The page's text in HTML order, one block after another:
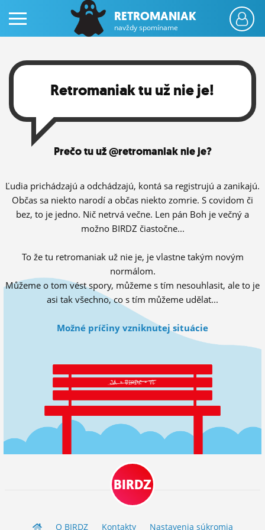
PRIHLÁS SA
ČINŽIAK
FÓRUM
STATUSY
BLOGY
OBRÁZKY
ĽUDIA
MÔJ PROFIL
NASTAVENIA
RETROMANIAK
navždy spomíname
Retromaniak tu už nie je!
Prečo tu už @retromaniak nie je?
Ľudia prichádzajú a odchádzajú, kontá sa registrujú a zanikajú.
Občas sa niekto narodí a občas niekto zomrie. S covidom či
bez, to je jedno. Nič netrvá večne. Len pán Boh je večný a
možno BIRDZ čiastočne...
To že tu retromaniak už nie je, je vlastne takým novým
normálom.
Můžeme o tom vést spory, můžeme s tím nesouhlasit, ale to je
asi tak všechno, co s tím můžeme udělat...
Možné príčiny vzniknutej situácie
BIRDZ
O BIRDZ Kontakty Nastavenia súkromia